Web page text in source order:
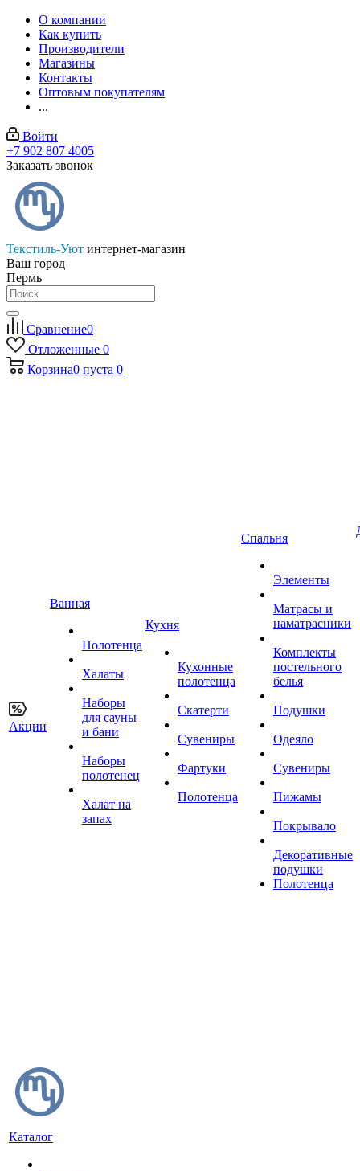
О компании
Как купить
Производители
Магазины
Контакты
Оптовым покупателям
...
Войти
+7 902 807 4005
Заказать звонок
Текстиль-Уют интернет-магазин
Ваш город
Пермь
Сравнение0
Отложенные 0
Корзина0 пуста 0
Акции
Ванная
Полотенца
Халаты
Наборы
для сауны
и бани
Наборы
полотенец
Халат на
запах
Кухня
Кухонные
полотенца
Скатерти
Сувениры
Фартуки
Полотенца
Спальня
Элементы
Матрасы и
наматрасники
Комплекты
постельного
белья
Подушки
Одеяло
Сувениры
Пижамы
Покрывало
Декоративные
подушки
Полотенца
Каталог